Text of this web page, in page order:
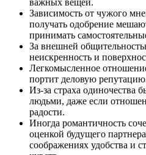
важных вещей.
Зависимость от чужого
получать одобрение
принимать
За внешней
неискренность и
Легкомысленное
портит деловую
Из-за страха одиночества
людьми, даже если
радости.
Иногда романтичность
оценкой будущего
соображениях удобства и